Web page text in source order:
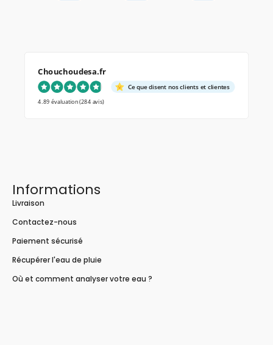
Chouchoudesa.fr
Ce que disent nos clients et clientes
4.89 évaluation(284 avis)
Informations
Livraison
Contactez-nous
Paiement sécurisé
Récupérer l'eau de pluie
Où et comment analyser votre eau ?